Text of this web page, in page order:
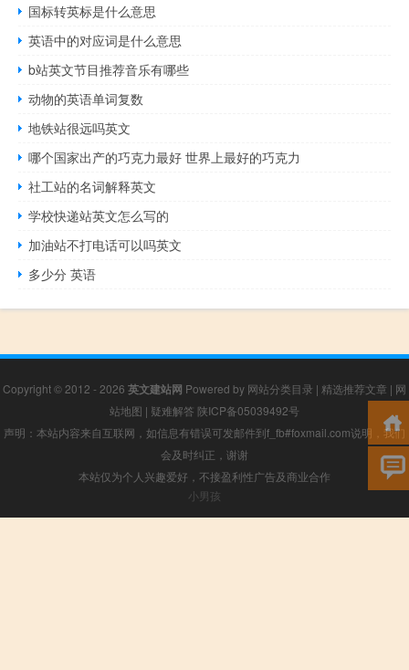
国标转英标是什么意思
英语中的对应词是什么意思
b站英文节目推荐音乐有哪些
动物的英语单词复数
地铁站很远吗英文
哪个国家出产的巧克力最好 世界上最好的巧克力
社工站的名词解释英文
学校快递站英文怎么写的
加油站不打电话可以吗英文
多少分 英语
Copyright © 2012 - 2026 英文建站网 Powered by 网站分类目录 | 精选推荐文章 | 网
站地图 | 疑难解答 陕ICP备05039492号
声明：本站内容来自互联网，如信息有错误可发邮件到f_fb#foxmail.com说明，我们
会及时纠正，谢谢
本站仅为个人兴趣爱好，不接盈利性广告及商业合作
小男孩